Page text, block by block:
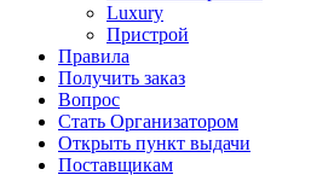
Luxury
Пристрой
Правила
Получить заказ
Вопрос
Стать Организатором
Открыть пункт выдачи
Поставщикам